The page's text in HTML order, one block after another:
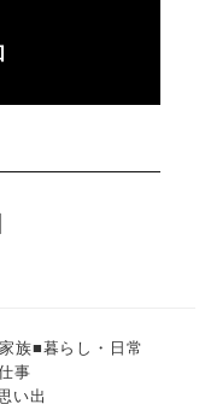
族■暮らし・日常
事
い出